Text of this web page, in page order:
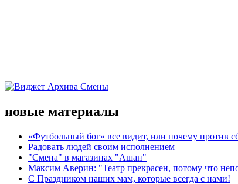
новые материалы
«Футбольный бог» все видит, или почему против
Радовать людей своим исполнением
"Смена" в магазинах "Ашан"
Максим Аверин: "Театр прекрасен, потому что
С Праздником наших мам, которые всегда с нами!